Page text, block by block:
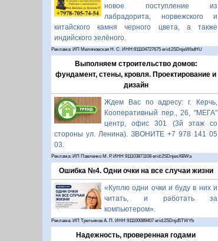
новое поступление из
лабрадорита, норвежского и
китайского камня черного цвета, а также
индийского зелёного.
Реклама: ИП Миляновская Н. С. ИНН:911104727675 erid:2SDnjeWbdHU
Выполняем строительство домов:
фундамент, стены, кровля. Проектирование и
дизайн
Ждем Вас по адресу: г. Керчь,
Кооперативный пер., 26, "МЕГА"
центр, офис 301 (3й этаж со
стороны ул. Ленина). ЗВОНИТЕ +7 978 141 05
03.
Реклама: ИП Павленко М. Р. ИНН 911103871108 erid:2SDnjesXBWa
Ошибка №4. Одни очки на все случаи жизни
«Куплю одни очки и буду в них и
читать, и работать за
компьютером».
Реклама: ИП Третьяков А. П. ИНН 911100089407 erid:2SDnjd5TWYb
Надежность, проверенная годами